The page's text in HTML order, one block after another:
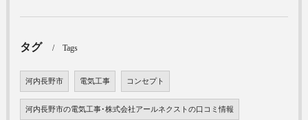
タグ Tags
河内長野市 電気工事 コンセプト
河内長野市の電気工事･株式会社アールネクストの口コミ情報